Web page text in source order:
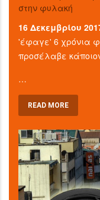
στην φυλακή
16 Δεκεμβρίου
'έφαγε' 6 χρόνια
προσέλαβε
…
READ MORE